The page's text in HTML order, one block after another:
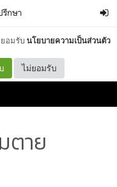
ยอมรับนโยบายความเป็นส่วนตัว
ไม่ยอมรับ
รึกษา
ตาย